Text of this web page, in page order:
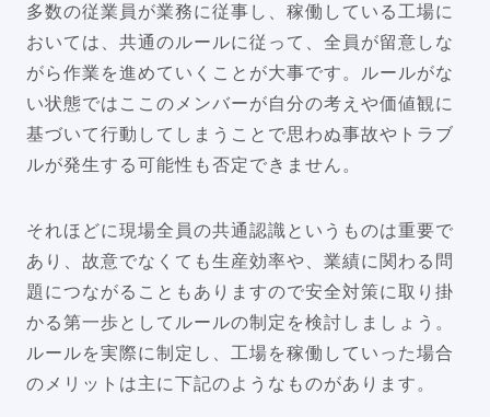
多数の従業員が業務に従事し、稼働している工場に
おいては、共通のルールに従って、全員が留意しな
がら作業を進めていくことが大事です。ルールがな
い状態ではここのメンバーが自分の考えや価値観に
基づいて行動してしまうことで思わぬ事故やトラブ
ルが発生する可能性も否定できません。
それほどに現場全員の共通認識というものは重要で
あり、故意でなくても生産効率や、業績に関わる問
題につながることもありますので安全対策に取り掛
かる第一歩としてルールの制定を検討しましょう。
ルールを実際に制定し、工場を稼働していった場合
のメリットは主に下記のようなものがあります。